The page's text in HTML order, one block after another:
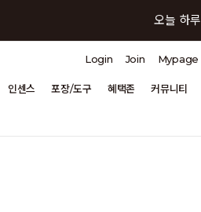
오늘 하
오늘 하
인센스 포장/도구 혜택존 커뮤니티
Login Join Mypage